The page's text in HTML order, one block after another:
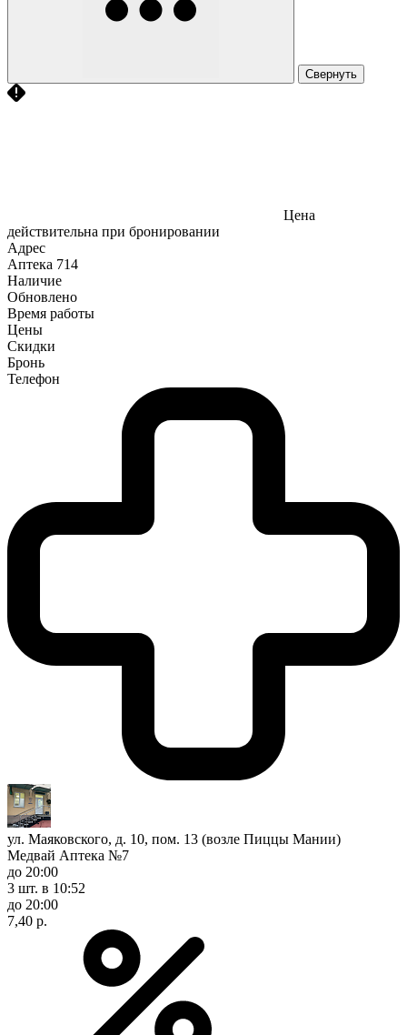
Свернуть
Цена
действительна при бронировании
Адрес
Аптека 714
Наличие
Обновлено
Время работы
Цены
Скидки
Бронь
Телефон
ул. Маяковского, д. 10, пом. 13 (возле Пиццы Мании)
Медвай Аптека №7
до 20:00
3 шт. в 10:52
до 20:00
7,40 р.